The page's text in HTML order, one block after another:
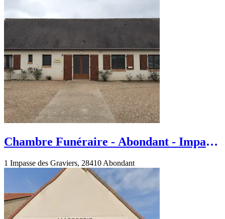
Chambre Funéraire - Abondant - Impasse
1 Impasse des Graviers, 28410 Abondant